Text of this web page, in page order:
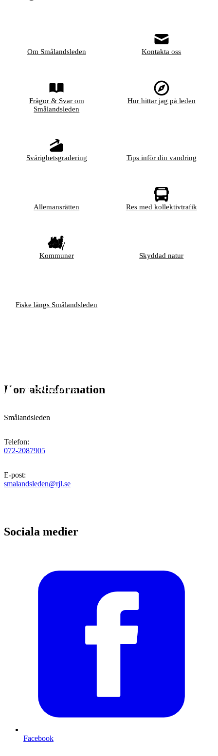
Om Smålandsleden Kontakta oss
Frågor & Svar om
Smålandsleden
Hur hittar jag på leden
Svårighetsgradering Tips inför din vandring
Allemansrätten Res med kollektivtrafik
Kommuner Skyddad natur
Fiske längs Smålandsleden
Kontaktinformation
Smålandsleden
Telefon:
072-2087905
E-post:
smalandsleden@rjl.se
Sociala medier
Facebook